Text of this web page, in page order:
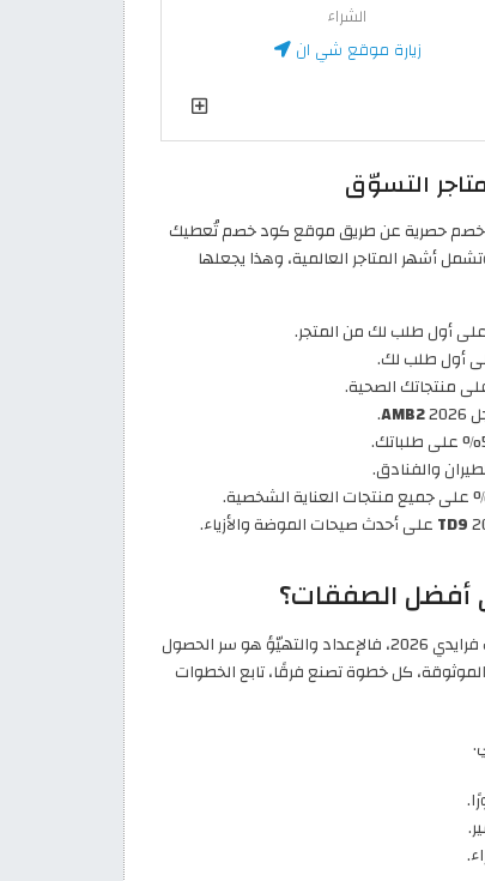
الشراء
زيارة موقع شي ان
إطلاق أكواد خصم حصرية عن طريق موقع كود خصم تُعطيك
أشهر المتاجر العالمية، وهذا يجعلها
AMB2
.
TD9 على أحدث صيحات الموضة والأزياء.
اقتربت الجمعة البيضاء ولا شك أنك تسأل عن أفضل طريقة للاستعداد للبلاك فرايدي 2026، فالإعداد والتهيّؤ هو سر الحصول
كل خطوة تصنع فرقًا، تابع الخطوات